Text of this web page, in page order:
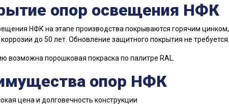
опор освещения НФК
НФК на этапе производства покрываются горячим
до 50 лет. Обновление защитного покрытия не требуется.
возможна порошковая покраска по палитре RAL.
опор НФК
цена и долговечность конструкции